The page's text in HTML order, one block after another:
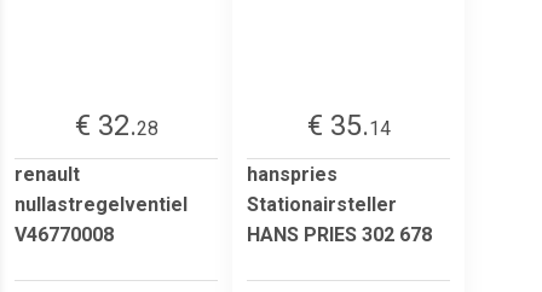
€ 32.28
renault
nullastregelventiel
V46770008
€ 35.14
hanspries
Stationairsteller
HANS PRIES 302 678